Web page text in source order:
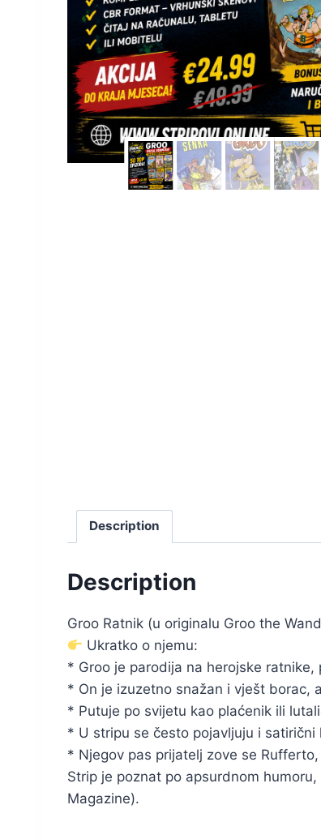
Description
Description
Groo Ratnik (u originalu Groo the
Ukratko o njemu:
* Groo je parodija na herojske ratnike,
* On je izuzetno snažan i vješt borac,
* Putuje po svijetu kao plaćenik ili
* U stripu se često pojavljuju i
* Njegov pas prijatelj zove se
Strip je poznat po apsurdnom
Magazine).